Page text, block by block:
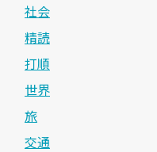
社会
精読
打順
世界
旅
交通